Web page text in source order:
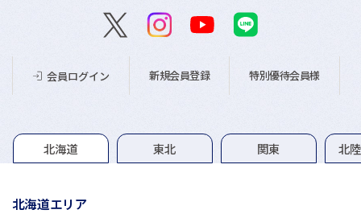
会員ログイン 新規会員登録 特別優待会員様
グループホテル一覧
北海道 東北 関東 北
北海道エリア